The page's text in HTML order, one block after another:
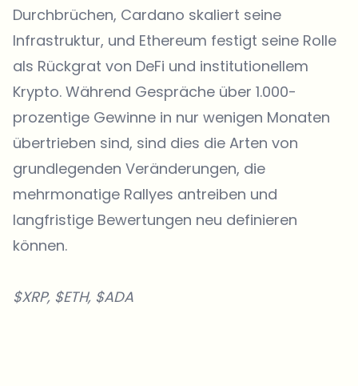
Durchbrüchen, Cardano skaliert seine
Infrastruktur, und Ethereum festigt seine Rolle
als Rückgrat von DeFi und institutionellem
Krypto. Während Gespräche über 1.000-
prozentige Gewinne in nur wenigen Monaten
übertrieben sind, sind dies die Arten von
grundlegenden Veränderungen, die
mehrmonatige Rallyes antreiben und
langfristige Bewertungen neu definieren
können.
$XRP, $ETH, $ADA